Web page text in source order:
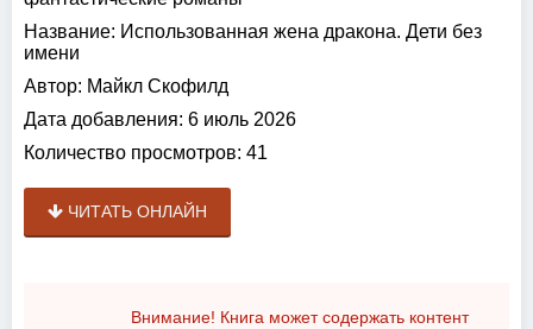
Название: Использованная жена дракона. Дети без
имени
Автор: Майкл Скофилд
Дата добавления: 6 июль 2026
Количество просмотров: 41
ЧИТАТЬ ОНЛАЙН
Внимание! Книга может содержать контент